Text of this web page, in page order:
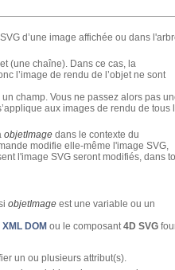
d’une image affichée ou dans
(une chaîne). Dans ce cas, la
l’image de rendu de l’objet ne sont
champ. Vous ne passez alors pas
aux images de rendu de tous
objetImage dans le contexte du
modifie elle-même l'image SVG,
l'image SVG seront modifiés, dans
objetImage est une variable ou un
XML DOM ou le composant4D SVG
un ou plusieurs attribut(s).